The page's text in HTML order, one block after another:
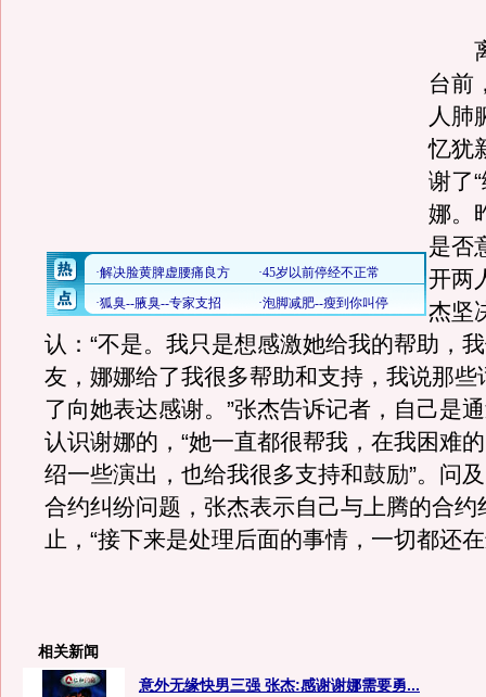
离
台前
人肺
忆犹
谢了
娜。
是否
开两
杰坚
认：“不是。我只是想感激她给我的帮助，
友，娜娜给了我很多帮助和支持，我说那些
了向她表达感谢。”张杰告诉记者，自己是
认识谢娜的，“她一直都很帮我，在我困难
绍一些演出，也给我很多支持和鼓励”。问
合约纠纷问题，张杰表示自己与上腾的合约
止，“接下来是处理后面的事情，一切都还
相关新闻
意外无缘快男三强 张杰:感谢谢娜需要勇...